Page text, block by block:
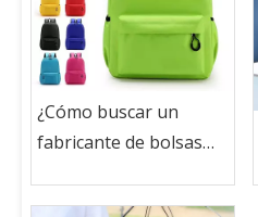
¿Cómo buscar un
fabricante de bolsas
escolar personalizada